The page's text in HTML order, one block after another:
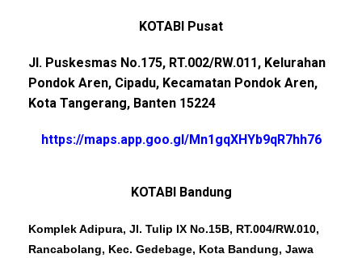
KOTABI Pusat
Jl. Puskesmas No.175, RT.002/RW.011, Kelurahan
Pondok Aren, Cipadu, Kecamatan Pondok Aren,
Kota Tangerang, Banten 15224
https://maps.app.goo.gl/Mn1gqXHYb9qR7hh76
KOTABI Bandung
Komplek Adipura, Jl. Tulip IX No.15B, RT.004/RW.010,
Rancabolang, Kec. Gedebage, Kota Bandung, Jawa